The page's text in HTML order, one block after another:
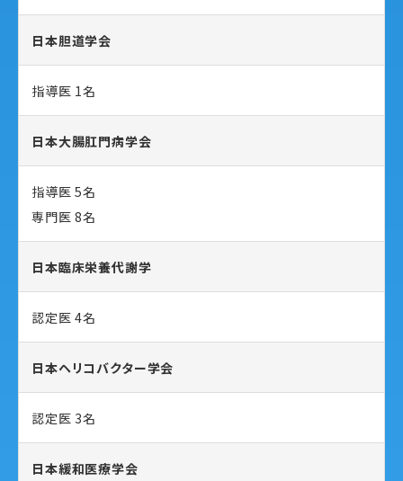
日本胆道学会
指導医 1名
日本大腸肛門病学会
指導医 5名
専門医 8名
日本臨床栄養代謝学
認定医 4名
日本ヘリコバクター学会
認定医 3名
日本緩和医療学会